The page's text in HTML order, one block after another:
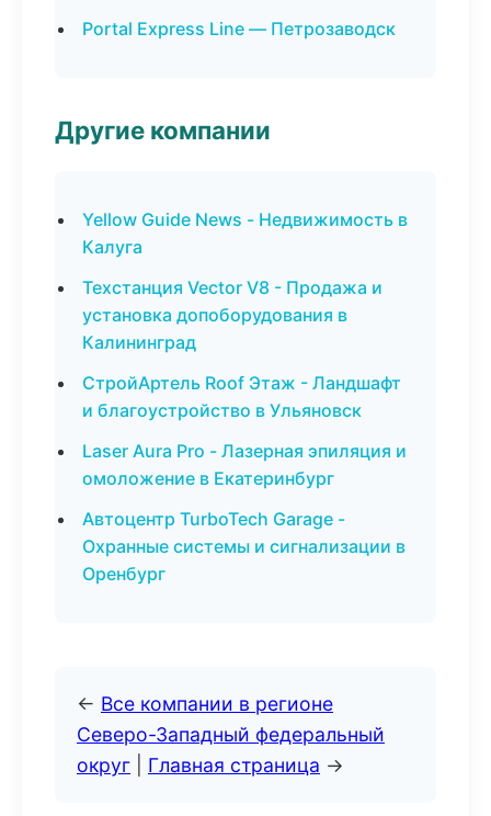
Portal Express Line — Петрозаводск
Другие компании
Yellow Guide News - Недвижимость в
Калуга
Техстанция Vector V8 - Продажа и
установка допоборудования в
Калининград
СтройАртель Roof Этаж - Ландшафт
и благоустройство в Ульяновск
Laser Aura Pro - Лазерная эпиляция и
омоложение в Екатеринбург
Автоцентр TurboTech Garage -
Охранные системы и сигнализации в
Оренбург
← Все компании в регионе
Северо-Западный федеральный
округ
Главная страница →